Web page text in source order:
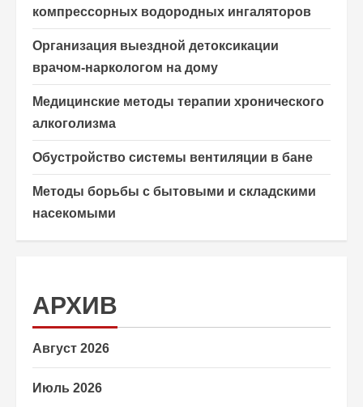
компрессорных водородных ингаляторов
Организация выездной детоксикации
врачом-наркологом на дому
Медицинские методы терапии хронического
алкоголизма
Обустройство системы вентиляции в бане
Методы борьбы с бытовыми и складскими
насекомыми
АРХИВ
Август 2026
Июль 2026